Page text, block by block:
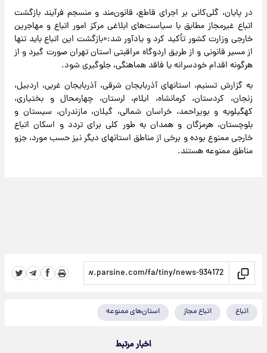
در پایان، گلی‌کانی بر اجرای قاطع، قانون‌مند و منسجم فرآیند بازگشت
اتباع غیرمجاز مطابق با سیاست‌های ابلاغی مرکز امور اتباع و مهاجرین
خارجی وزارت کشور تأکید کرد و یادآور شد:«بازگشت این اتباع باید تنها
از مسیر قانونی و از طریق اردوگاه مراقبتی استان تهران صورت گیرد و از
هرگونه اقدام خودسرانه یا فاقد هماهنگی، جلوگیری شود.
به گزارش تسنیم، استانهای آذربایجان شرقی، آذربایجان غربی، اردبیل،
زنجان، کردستان، کرمانشاه، ایلام، لرستان، چهارمحال‌ و بختیاری،
کهگیلویه ‌و بویراحمد، خراسان شمالی، گیلان، مازندران، سیستان ‌و
بلوچستان، هرمزگان و همدان به طور کلی برای تردد و اسکان اتباع
خارجی ممنوع بوده و برخی از مناطق استانهای دیگر نیز حسب مورد، جزو
مناطق ممنوعه هستند.
اتباع اتباع مجاز استان‌های ممنوعه
اخبار مرتبط